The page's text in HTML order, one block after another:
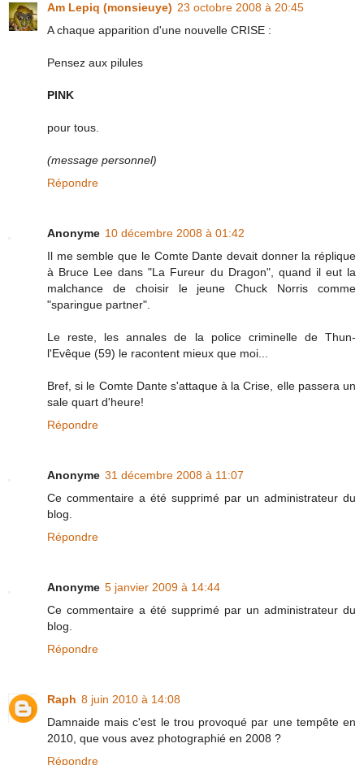
Am Lepiq (monsieuye) 23 octobre 2008 à 20:45
A chaque apparition d'une nouvelle CRISE :
Pensez aux pilules
PINK
pour tous.
(message personnel)
Répondre
Anonyme 10 décembre 2008 à 01:42
Il me semble que le Comte Dante devait donner la réplique
à Bruce Lee dans "La Fureur du Dragon", quand il eut la
malchance de choisir le jeune Chuck Norris comme
"sparingue partner".
Le reste, les annales de la police criminelle de Thun-
l'Evêque (59) le racontent mieux que moi...
Bref, si le Comte Dante s'attaque à la Crise, elle passera un
sale quart d'heure!
Répondre
Anonyme 31 décembre 2008 à 11:07
Ce commentaire a été supprimé par un administrateur du
blog.
Répondre
Anonyme 5 janvier 2009 à 14:44
Ce commentaire a été supprimé par un administrateur du
blog.
Répondre
Raph 8 juin 2010 à 14:08
Damnaide mais c'est le trou provoqué par une tempête en
2010, que vous avez photographié en 2008 ?
Répondre